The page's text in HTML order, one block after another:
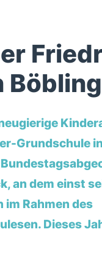
Grundschule
an dem einst
Rahmen des
Dieses